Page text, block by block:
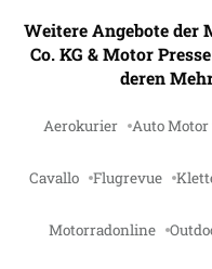
Weitere Angebote der
Co. KG & Motor
deren
Aerokurier Auto Motor
Cavallo Flugrevue
Motorradonline